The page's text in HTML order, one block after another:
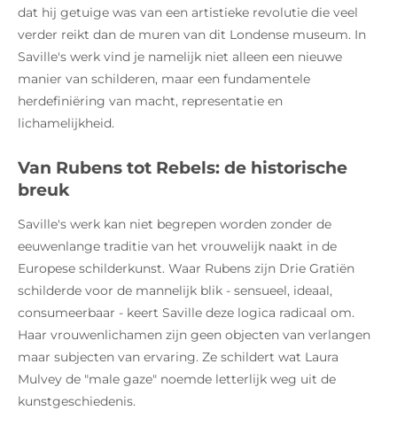
dat hij getuige was van een artistieke revolutie die veel
verder reikt dan de muren van dit Londense museum. In
Saville's werk vind je namelijk niet alleen een nieuwe
manier van schilderen, maar een fundamentele
herdefiniëring van macht, representatie en
lichamelijkheid.
Van Rubens tot Rebels: de historische
breuk
Saville's werk kan niet begrepen worden zonder de
eeuwenlange traditie van het vrouwelijk naakt in de
Europese schilderkunst. Waar Rubens zijn Drie Gratiën
schilderde voor de mannelijk blik - sensueel, ideaal,
consumeerbaar - keert Saville deze logica radicaal om.
Haar vrouwenlichamen zijn geen objecten van verlangen
maar subjecten van ervaring. Ze schildert wat Laura
Mulvey de "male gaze" noemde letterlijk weg uit de
kunstgeschiedenis.